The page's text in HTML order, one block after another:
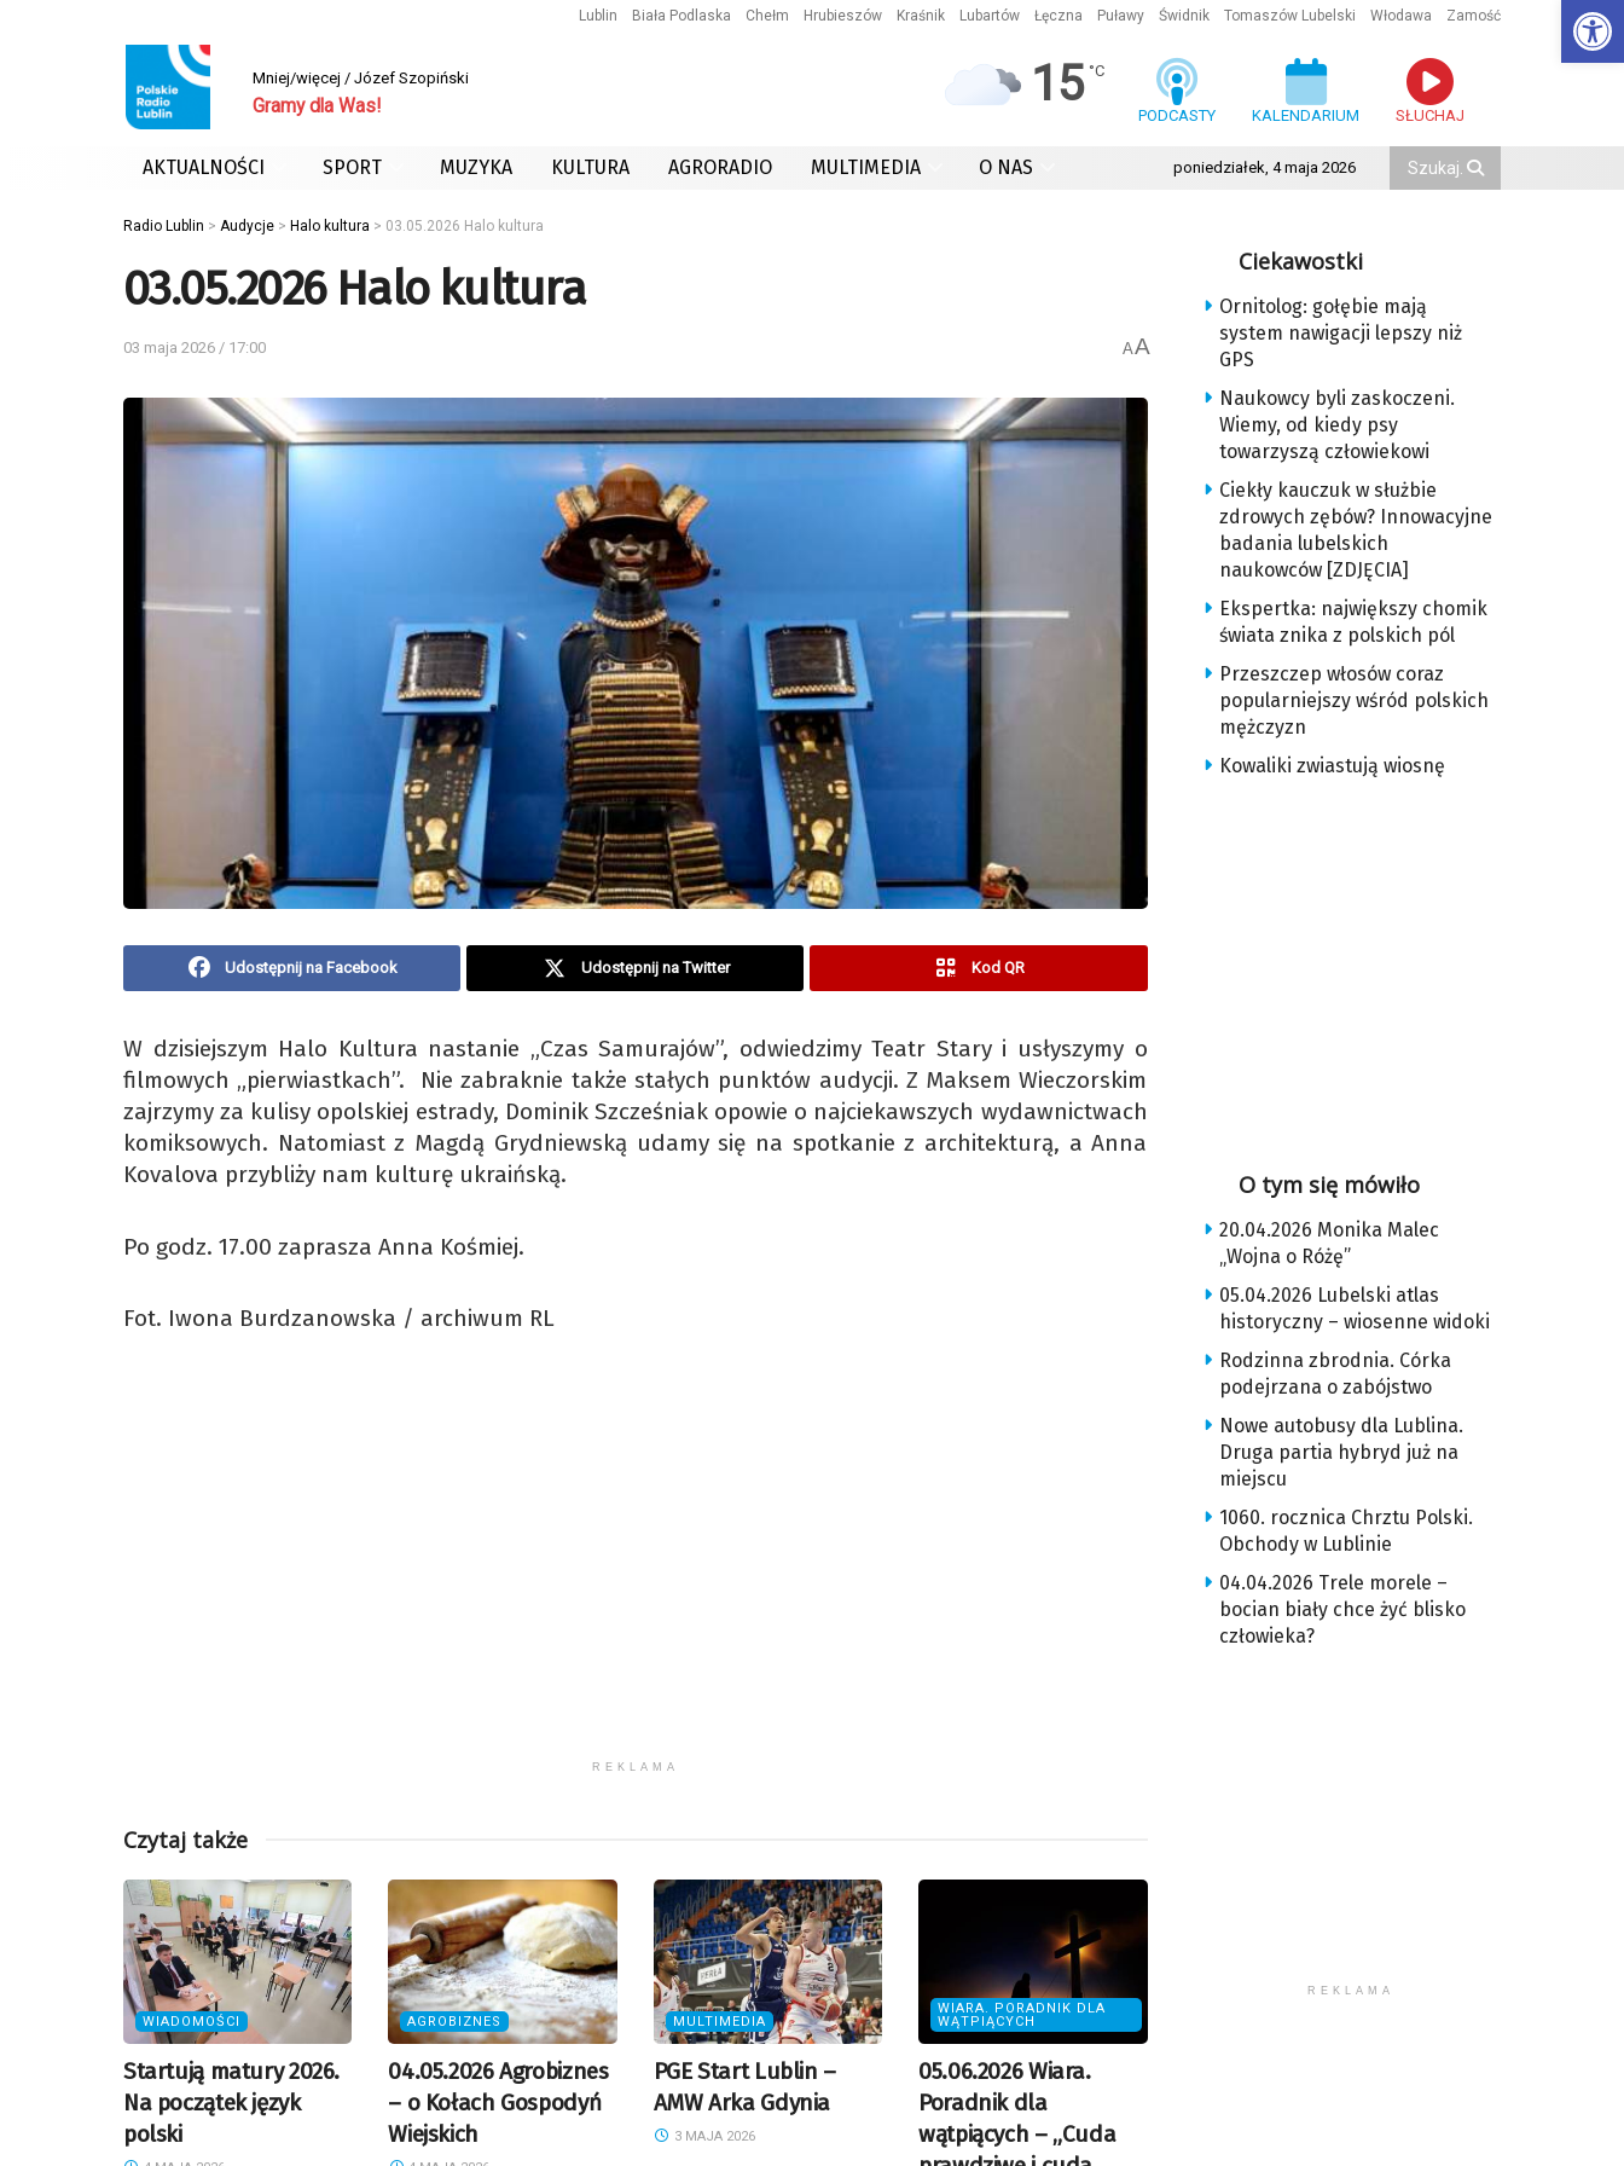
Lublin Biała Podlaska Chełm Hrubieszów Kraśnik Lubartów Łęczna Puławy Świdnik Tomaszów Lubelski Włodawa Zamość
Mniej/więcej / Józef Szopiński
Gramy dla Was! 15 °C
PODCASTY KALENDARIUM SŁUCHAJ
AKTUALNOŚCI SPORT MUZYKA KULTURA AGRORADIO MULTIMEDIA O NAS poniedziałek, 4 maja 2026
Radio Lublin > Audycje > Halo kultura > 03.05.2026 Halo kultura
03.05.2026 Halo kultura
03 maja 2026 / 17:00 AA
Udostępnij na Facebook Udostępnij na Twitter Kod QR
W dzisiejszym Halo Kultura nastanie „Czas Samurajów”, odwiedzimy Teatr Stary i usłyszymy o
filmowych „pierwiastkach”. Nie zabraknie także stałych punktów audycji. Z Maksem Wieczorskim
zajrzymy za kulisy opolskiej estrady, Dominik Szcześniak opowie o najciekawszych wydawnictwach
komiksowych. Natomiast z Magdą Grydniewską udamy się na spotkanie z architekturą, a Anna
Kovalova przybliży nam kulturę ukraińską.
Po godz. 17.00 zaprasza Anna Kośmiej.
Fot. Iwona Burdzanowska / archiwum RL
REKLAMA
Czytaj także
WIADOMOŚCI
Startują matury 2026.
Na początek język
polski
AGROBIZNES
04.05.2026 Agrobiznes
– o Kołach Gospodyń
Wiejskich
MULTIMEDIA
PGE Start Lublin –
AMW Arka Gdynia
3 MAJA 2026
WIARA. PORADNIK DLA
WĄTPIĄCYCH
05.06.2026 Wiara.
Poradnik dla
wątpiących – „Cuda
Ciekawostki
Ornitolog: gołębie mają
system nawigacji lepszy niż
GPS
Naukowcy byli zaskoczeni.
Wiemy, od kiedy psy
towarzyszą człowiekowi
Ciekły kauczuk w służbie
zdrowych zębów? Innowacyjne
badania lubelskich
naukowców [ZDJĘCIA]
Ekspertka: największy chomik
świata znika z polskich pól
Przeszczep włosów coraz
popularniejszy wśród polskich
mężczyzn
Kowaliki zwiastują wiosnę
O tym się mówiło
20.04.2026 Monika Malec
„Wojna o Różę”
05.04.2026 Lubelski atlas
historyczny – wiosenne widoki
Rodzinna zbrodnia. Córka
podejrzana o zabójstwo
Nowe autobusy dla Lublina.
Druga partia hybryd już na
miejscu
1060. rocznica Chrztu Polski.
Obchody w Lublinie
04.04.2026 Trele morele –
bocian biały chce żyć blisko
człowieka?
REKLAMA